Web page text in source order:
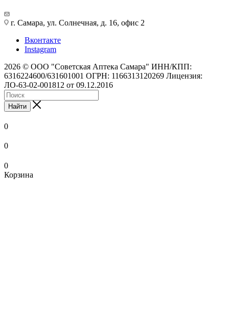
г. Самара, ул. Солнечная, д. 16, офис 2
Вконтакте
Instagram
2026 © ООО "Советская Аптека Самара" ИНН/КПП:
6316224600/631601001 ОГРН: 1166313120269 Лицензия:
ЛО-63-02-001812 от 09.12.2016
Найти
0
0
0
Корзина